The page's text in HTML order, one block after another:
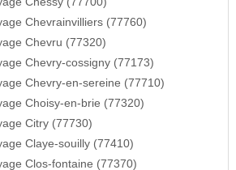
Chevrainvilliers (77760)
Chevru (77320)
Chevry-cossigny (77173)
Chevry-en-sereine (77710)
Choisy-en-brie (77320)
Citry (77730)
Claye-souilly (77410)
Clos-fontaine (77370)